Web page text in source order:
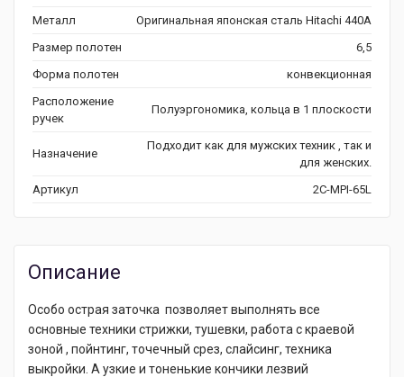
Металл
Оригинальная японская сталь Hitachi 440A
Размер полотен
6,5
Форма полотен
конвекционная
Расположение
ручек
Полуэргономика, кольца в 1 плоскости
Назначение
Подходит как для мужских техник , так и
для женских.
Артикул
2C-MPI-65L
Описание
Особо острая заточка позволяет выполнять все
основные техники стрижки, тушевки, работа с краевой
зоной , пойнтинг, точечный срез, слайсинг, техника
выкройки. А узкие и тоненькие кончики лезвий